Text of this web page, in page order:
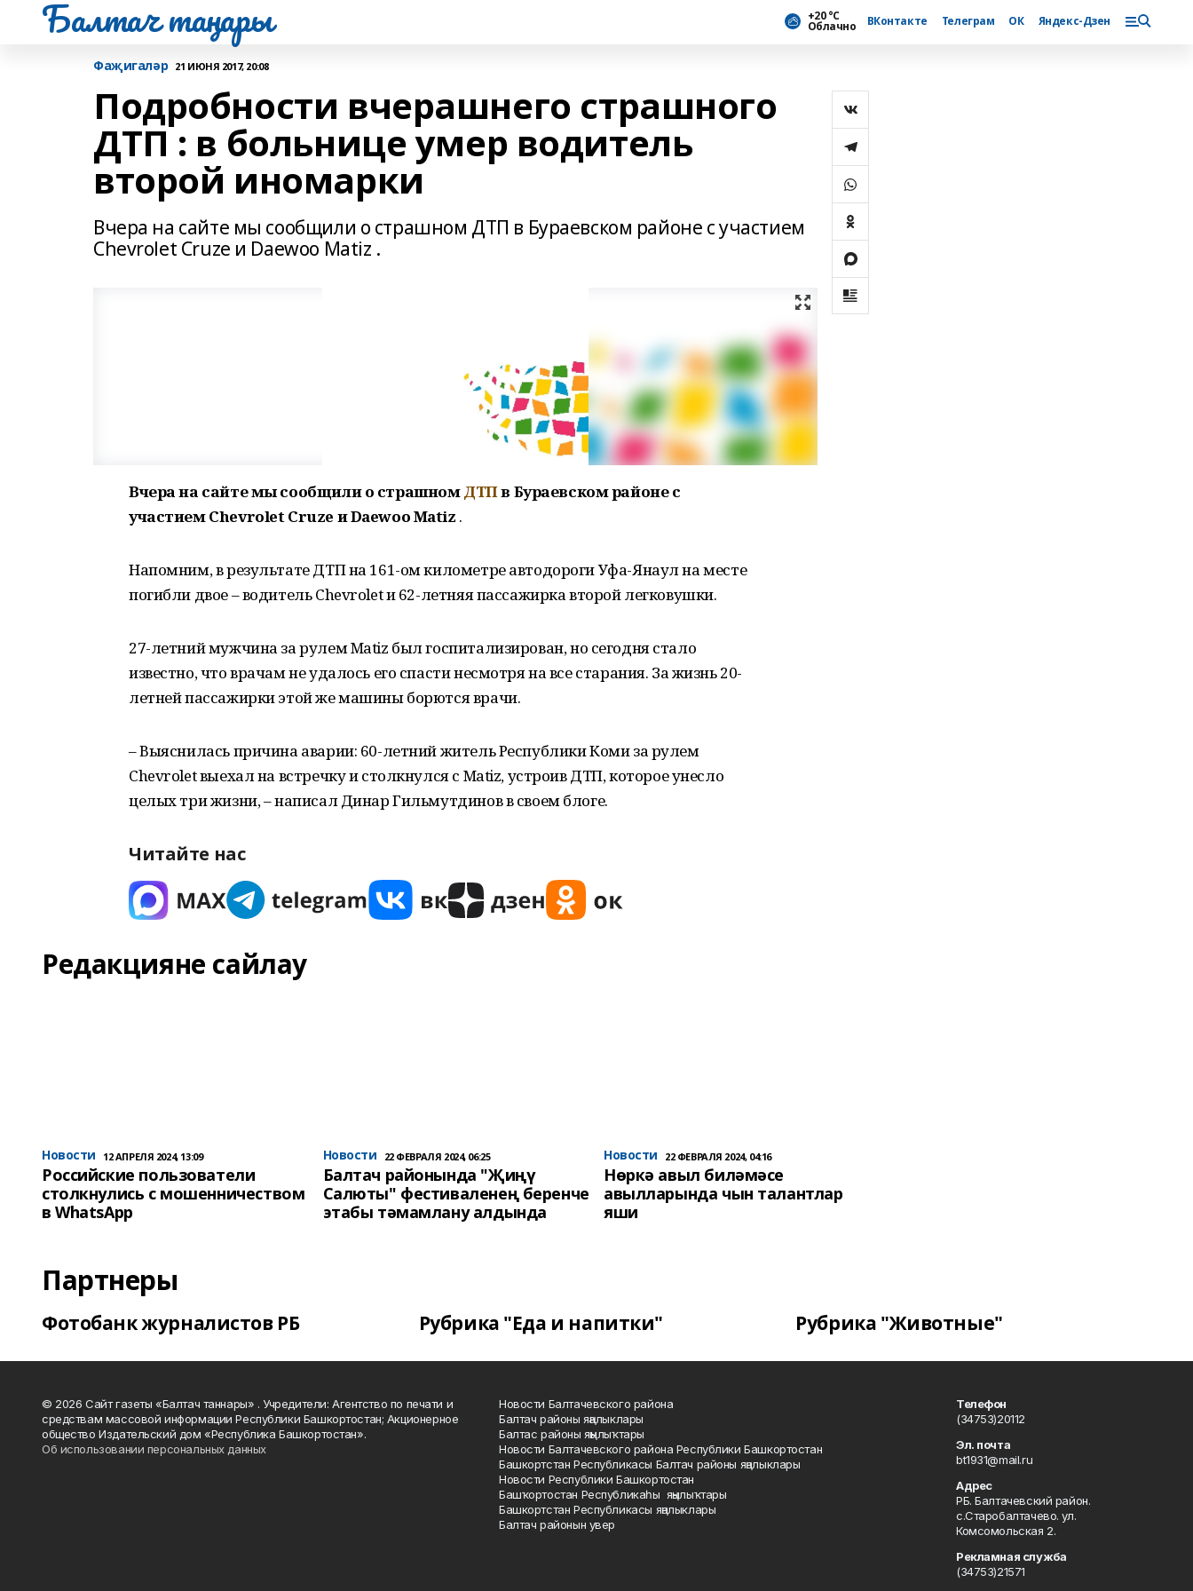
Балтач таңнары +20 °С
Облачно ВКонтакте Телеграм ОК Яндекс-Дзен
Фаҗигаләр 21 ИЮНЯ 2017, 20:08
Подробности вчерашнего страшного
ДТП : в больнице умер водитель
второй иномарки
Вчера на сайте мы сообщили о страшном ДТП в Бураевском районе с участием
Chevrolet Cruze и Daewoo Matiz .
Вчера на сайте мы сообщили о страшномДТПв Бураевском районе с
участием Chevrolet Cruze и Daewoo Matiz .
Напомним, в результате ДТП на 161-ом километре автодороги Уфа-Янаул на месте
погибли двое – водитель Chevrolet и 62-летняя пассажирка второй легковушки.
27-летний мужчина за рулем Matiz был госпитализирован,но сегодня стало
известно, что врачам не удалось его спасти несмотря на все старания. За жизнь 20-
летней пассажирки этой же машины борются врачи.
– Выяснилась причина аварии: 60-летний житель Республики Коми за рулем
Chevrolet выехал на встречку и столкнулся с Matiz, устроив ДТП, которое унесло
целых три жизни, – написал Динар Гильмутдинов в своем блоге.
Читайте нас
Редакцияне сайлау
Новости 12 АПРЕЛЯ 2024, 13:09
Российские пользователи
столкнулись с мошенничеством
в WhatsApp
Новости 22 ФЕВРАЛЯ 2024, 06:25
Балтач районында "Җиңү
Салюты" фестиваленең беренче
этабы тәмамлану алдында
Новости 22 ФЕВРАЛЯ 2024, 04:16
Нөркә авыл биләмәсе
авылларында чын талантлар
яши
Партнеры
Фотобанк журналистов РБ Рубрика "Еда и напитки" Рубрика "Животные"
© 2026 Сайт газеты «Балтач таннары» . Учредители: Агентство по печати и
средствам массовой информации Республики Башкортостан; Акционерное
общество Издательский дом «Республика Башкортостан».
Об использовании персональных данных
Новости Балтачевского района
Балтач районы яңалыклары
Балтас районы яңылыҡтары
Новости Балтачевского района Республики Башкортостан
Башкортстан Республикасы Балтач районы яңалыклары
Новости Республики Башкортостан
Башҡортостан Республикаһы яңылыҡтары
Башкортстан Республикасы яңалыклары
Балтач районын увер
Телефон
(34753)20112
Эл. почта
bt1931@mail.ru
Адрес
РБ. Балтачевский район.
с.Старобалтачево. ул.
Комсомольская 2.
Рекламная служба
(34753)21571